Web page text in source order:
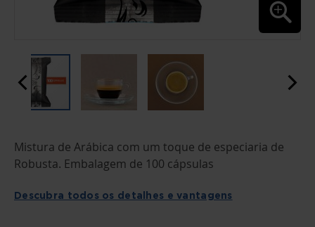
PARA
O
INÍCIO
GALERIA
DE
Mistura de Arábica com um toque de especiaria de
Robusta. Embalagem de 100 cápsulas
Descubra todos os detalhes e vantagens